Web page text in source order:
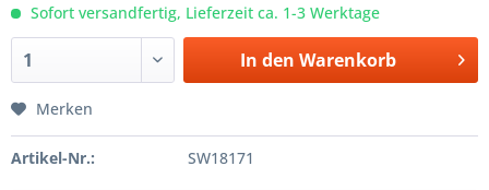
Sofort versandfertig, Lieferzeit ca. 1-3 Werktage
In den Warenkorb
Merken
Artikel-Nr.: SW18171